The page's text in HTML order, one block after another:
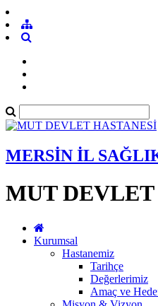
MERSİN İL
MUT
Kurumsal
Hastanemiz
Tarihçe
Değerlerimiz
Amaç ve